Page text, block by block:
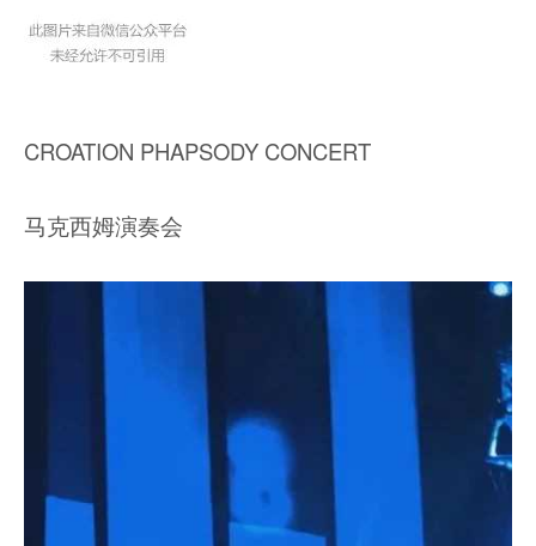
CROATION PHAPSODY CONCERT
马克西姆演奏会